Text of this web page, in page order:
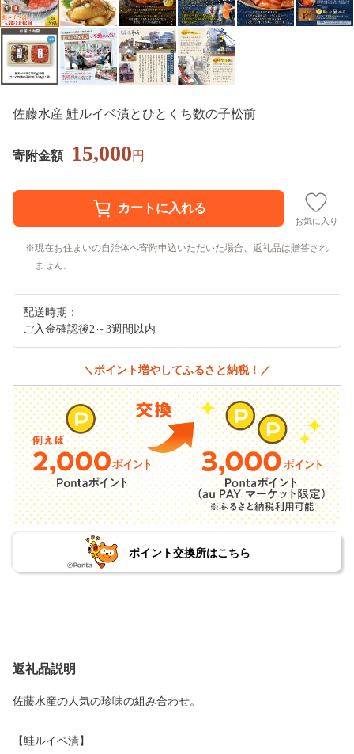
佐藤水産 鮭ルイベ漬とひとくち数の子松前
寄附金額 15,000円
お気に入り
現在お住まいの自治体へ寄附申込いただいた場合、返礼品は贈答され
ません。
配送時期：
ご入金確認後2～3週間以内
＼ポイント増やしてふるさと納税！／
ポイント交換所はこちら
返礼品説明
佐藤水産の人気の珍味の組み合わせ。
【鮭ルイベ漬】